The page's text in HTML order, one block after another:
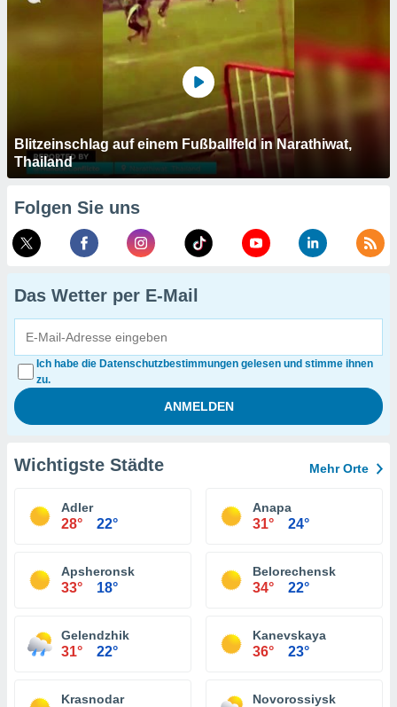
Blitzeinschlag auf einem Fußballfeld in Narathiwat,
Thailand
Folgen Sie uns
Das Wetter per E-Mail
Ich habe die Datenschutzbestimmungen gelesen und stimme ihnen
zu.
Wichtigste Städte Mehr Orte
Adler
28° 22°
Anapa
31° 24°
Apsheronsk
33° 18°
Belorechensk
34° 22°
Gelendzhik
31° 22°
Kanevskaya
36° 23°
Krasnodar Novorossiysk